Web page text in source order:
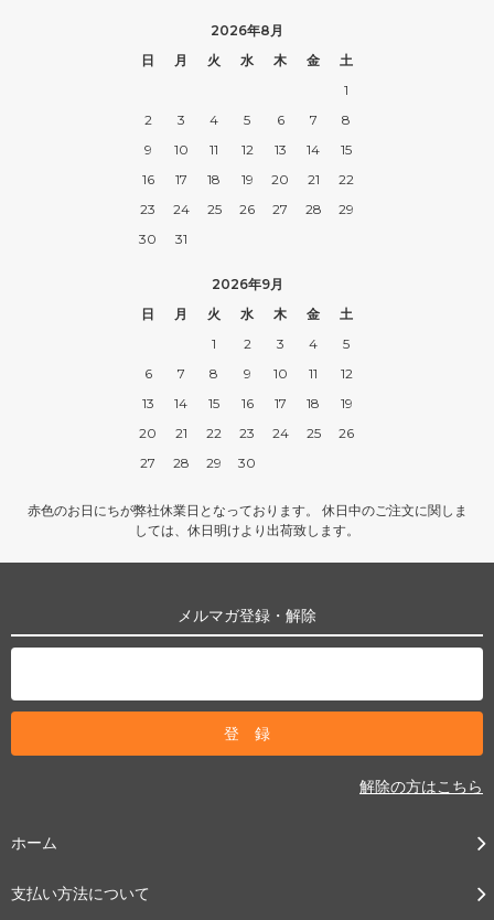
2026年8月
日
月 火 水 木 金
土
1
2
3 4 5 6 7
8
9
10 11 12 13 14
15
16
17 18 19 20 21
22
23
24 25 26 27 28
29
30
31
2026年9月
日
月 火 水 木 金
土
1
2 3 4
5
6
7 8 9 10 11
12
13
14 15 16 17 18
19
20
21 22 23 24 25
26
27
28 29 30
赤色のお日にちが弊社休業日となっております。 休日中のご注文に関しま
しては、休日明けより出荷致します。
メルマガ登録・解除
解除の方はこちら
ホーム
支払い方法について